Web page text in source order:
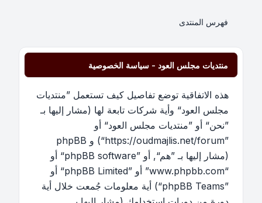
فهرس المنتدى
منتديات مجلس العود - سياسة الخصوصية
هذه الاتفاقية توضع تفاصيل كيف تستعمل ”منتديات
مجلس العود“ وأية شركات تابعة لها (مشار إليها بـ
”نحن“ أو ”منتديات مجلس العود“ أو
”https://oudmajlis.net/forum“) و phpBB
(مشار إليها بـ ”هم“, أو ”phpBB software“ أو
“www.phpbb.com” أو ”phpBB Limited“ أو
”phpBB Teams“) أية معلومات جُمعت خلال أية